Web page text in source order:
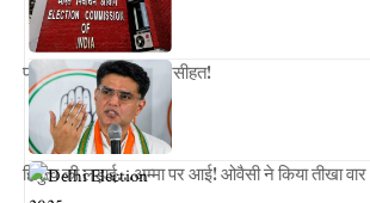
पायलट ने बीजेपी को दी नसीहत!
हिंदुत्व की लड़ाई…अम्मा पर आई! ओवैसी ने किया तीखा वार